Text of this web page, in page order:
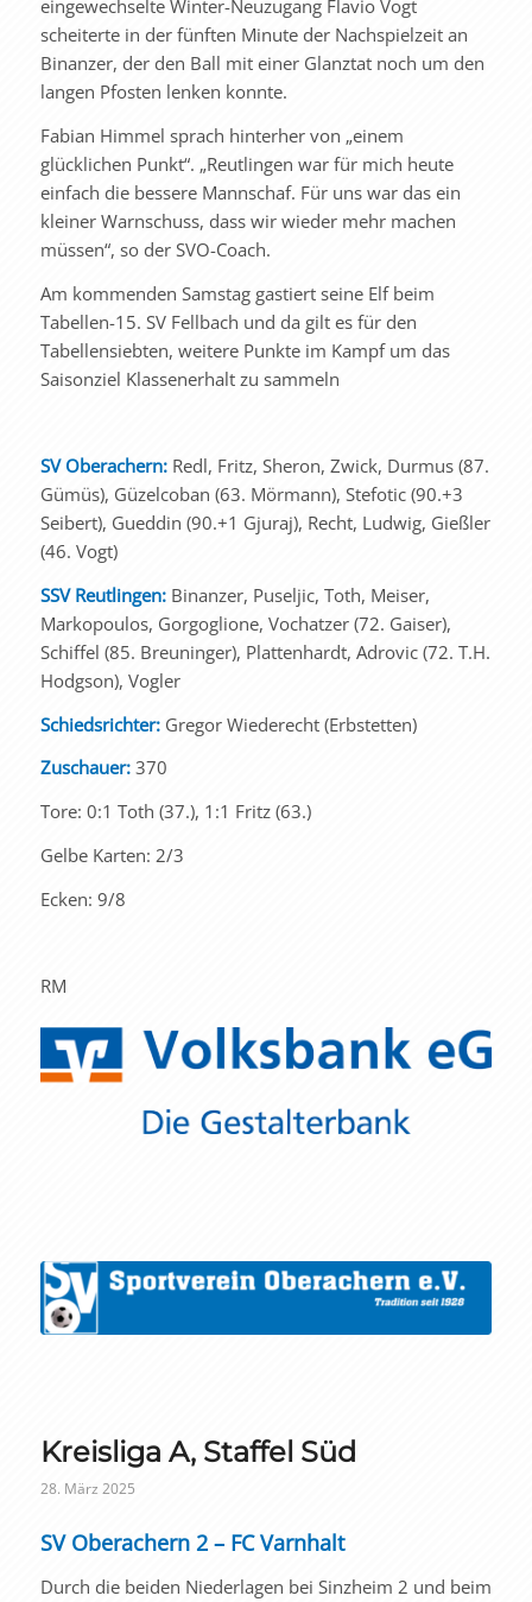
eingewechselte Winter-Neuzugang Flavio Vogt
scheiterte in der fünften Minute der Nachspielzeit an
Binanzer, der den Ball mit einer Glanztat noch um den
langen Pfosten lenken konnte.
Fabian Himmel sprach hinterher von „einem
glücklichen Punkt“. „Reutlingen war für mich heute
einfach die bessere Mannschaf. Für uns war das ein
kleiner Warnschuss, dass wir wieder mehr machen
müssen“, so der SVO-Coach.
Am kommenden Samstag gastiert seine Elf beim
Tabellen-15. SV Fellbach und da gilt es für den
Tabellensiebten, weitere Punkte im Kampf um das
Saisonziel Klassenerhalt zu sammeln
SV Oberachern:Redl, Fritz, Sheron, Zwick, Durmus (87.
Gümüs), Güzelcoban (63. Mörmann), Stefotic (90.+3
Seibert), Gueddin (90.+1 Gjuraj), Recht, Ludwig, Gießler
(46. Vogt)
SSV Reutlingen:Binanzer, Puseljic, Toth, Meiser,
Markopoulos, Gorgoglione, Vochatzer (72. Gaiser),
Schiffel (85. Breuninger), Plattenhardt, Adrovic (72. T.H.
Hodgson), Vogler
Schiedsrichter:Gregor Wiederecht (Erbstetten)
Zuschauer:370
Tore: 0:1 Toth (37.), 1:1 Fritz (63.)
Gelbe Karten: 2/3
Ecken: 9/8
RM
Kreisliga A, Staffel Süd
28. März 2025
SV Oberachern 2 – FC Varnhalt
Durch die beiden Niederlagen bei Sinzheim 2 und beim